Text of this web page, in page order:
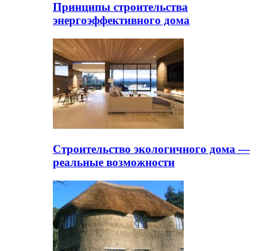
Принципы строительства
энергоэффективного дома
Строительство экологичного дома —
реальные возможности